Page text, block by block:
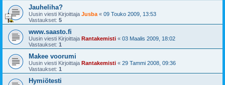
Jauheliha?
Uusin viesti Kirjoittaja Jusba « 09 Touko 2009, 13:53
Vastaukset: 5
www.saasto.fi
Uusin viesti Kirjoittaja Rantakemisti « 03 Maalis 2009, 18:02
Vastaukset: 1
Makee voorumi
Uusin viesti Kirjoittaja Rantakemisti « 29 Tammi 2008, 09:36
Vastaukset: 1
Hymiötesti